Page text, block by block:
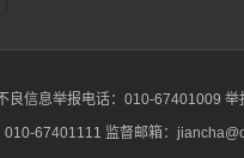
良信息举报电话：010-67401009
010-67401111 监督邮箱：